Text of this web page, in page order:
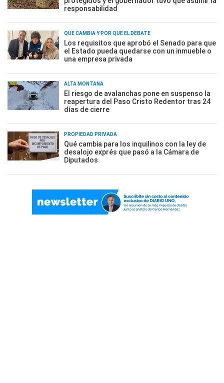
responsabilidad
QUÉ CAMBIA Y POR QUÉ EL DEBATE
Los requisitos que aprobó el Senado para que
el Estado pueda quedarse con un inmueble o
una empresa privada
ALTA MONTAÑA
El riesgo de avalanchas pone en suspenso la
reapertura del Paso Cristo Redentor tras 24
días de cierre
PROPIEDAD PRIVADA
Qué cambia para los inquilinos con la ley de
desalojo exprés que pasó a la Cámara de
Diputados